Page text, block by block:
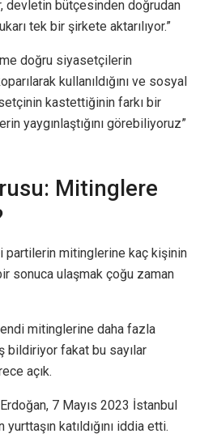
devletin bütçesinden doğrudan
tek bir şirkete aktarılıyor.”
doğru siyasetçilerin
kullanıldığını ve sosyal
kastettiğinin farkı bir
yaygınlaştığını görebiliyoruz”
Mitinglere
mitinglerine kaç kişinin
sonuca ulaşmak çoğu zaman
mitinglerine daha fazla
bildiriyor fakat bu sayılar
açık.
7 Mayıs 2023 İstanbul
katıldığını iddia etti.